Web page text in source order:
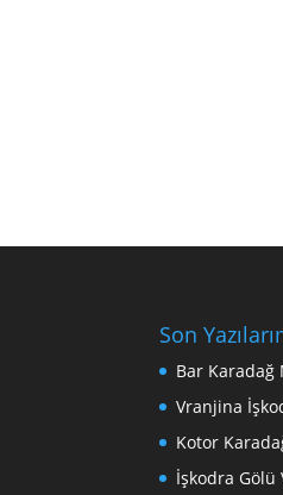
Son
Bar Karadağ
Vranjina
Kotor
İşkodra Gölü